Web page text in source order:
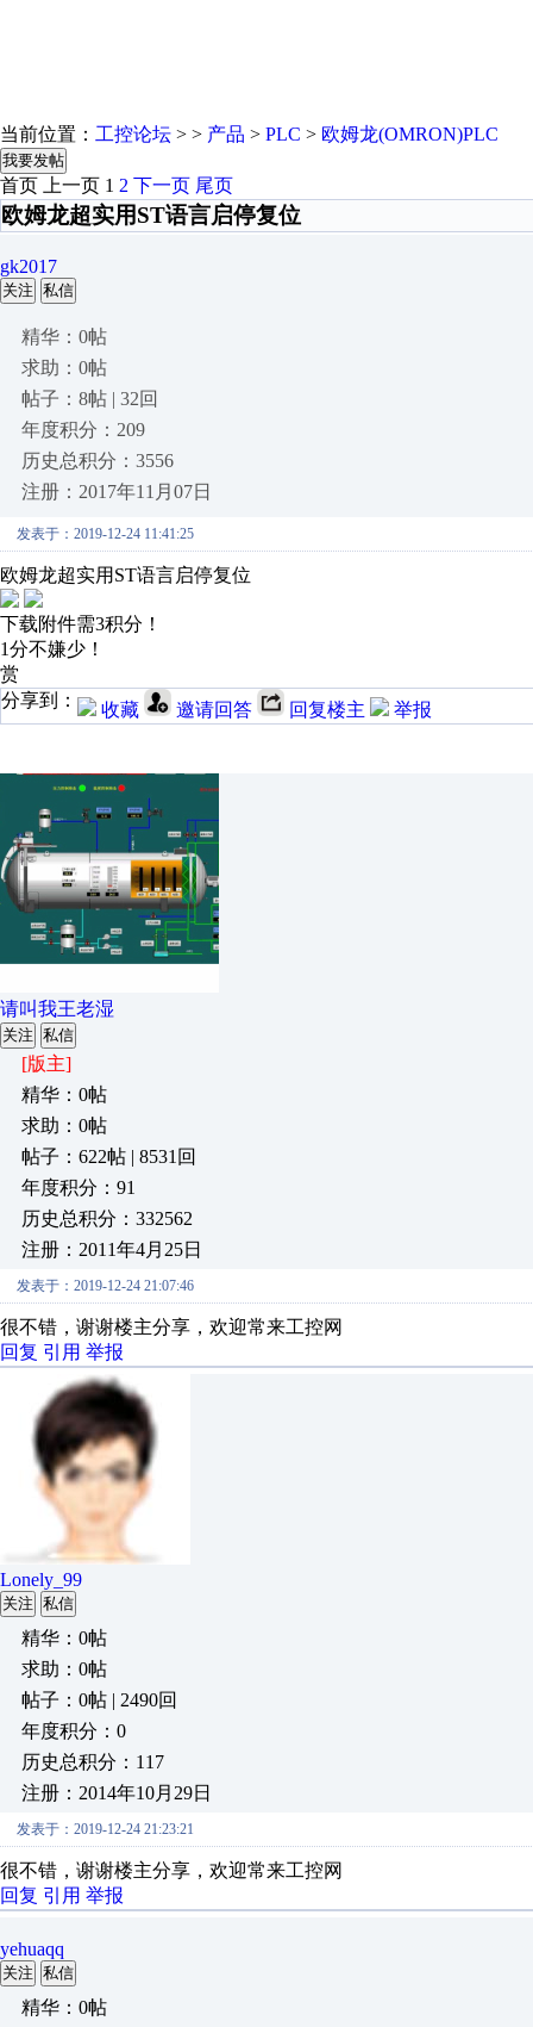
当前位置： 工控论坛 > > 产品 > PLC > 欧姆龙(OMRON)PLC
我要发帖
首页 上一页 1 2 下一页 尾页
欧姆龙超实用ST语言启停复位
gk2017
关注 私信
精华：0帖
求助：0帖
帖子：8帖 | 32回
年度积分：209
历史总积分：3556
注册：2017年11月07日
发表于：2019-12-24 11:41:25
欧姆龙超实用ST语言启停复位
下载附件需3积分！
1分不嫌少！
赏
分享到：
收藏 邀请回答 回复楼主 举报
请叫我王老湿
关注 私信
[版主]
精华：0帖
求助：0帖
帖子：622帖 | 8531回
年度积分：91
历史总积分：332562
注册：2011年4月25日
发表于：2019-12-24 21:07:46
很不错，谢谢楼主分享，欢迎常来工控网
回复 引用 举报
Lonely_99
关注 私信
精华：0帖
求助：0帖
帖子：0帖 | 2490回
年度积分：0
历史总积分：117
注册：2014年10月29日
发表于：2019-12-24 21:23:21
很不错，谢谢楼主分享，欢迎常来工控网
回复 引用 举报
yehuaqq
关注 私信
精华：0帖